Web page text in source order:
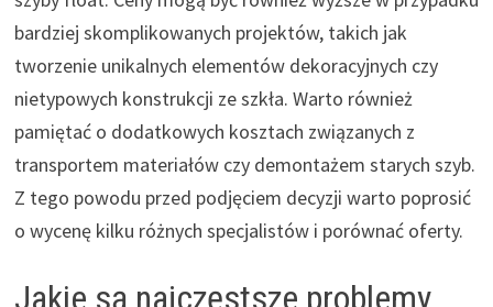
bardziej skomplikowanych projektów, takich jak
tworzenie unikalnych elementów dekoracyjnych czy
nietypowych konstrukcji ze szkła. Warto również
pamiętać o dodatkowych kosztach związanych z
transportem materiałów czy demontażem starych szyb.
Z tego powodu przed podjęciem decyzji warto poprosić
o wycenę kilku różnych specjalistów i porównać oferty.
Jakie są najczęstsze problemy